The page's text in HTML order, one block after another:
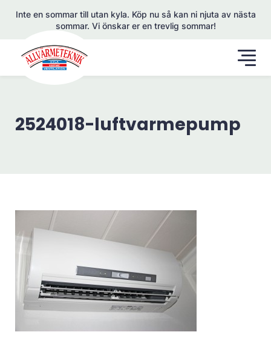
Inte en sommar till utan kyla. Köp nu så kan ni njuta av nästa
sommar. Vi önskar er en trevlig sommar!
2524018-luftvarmepump